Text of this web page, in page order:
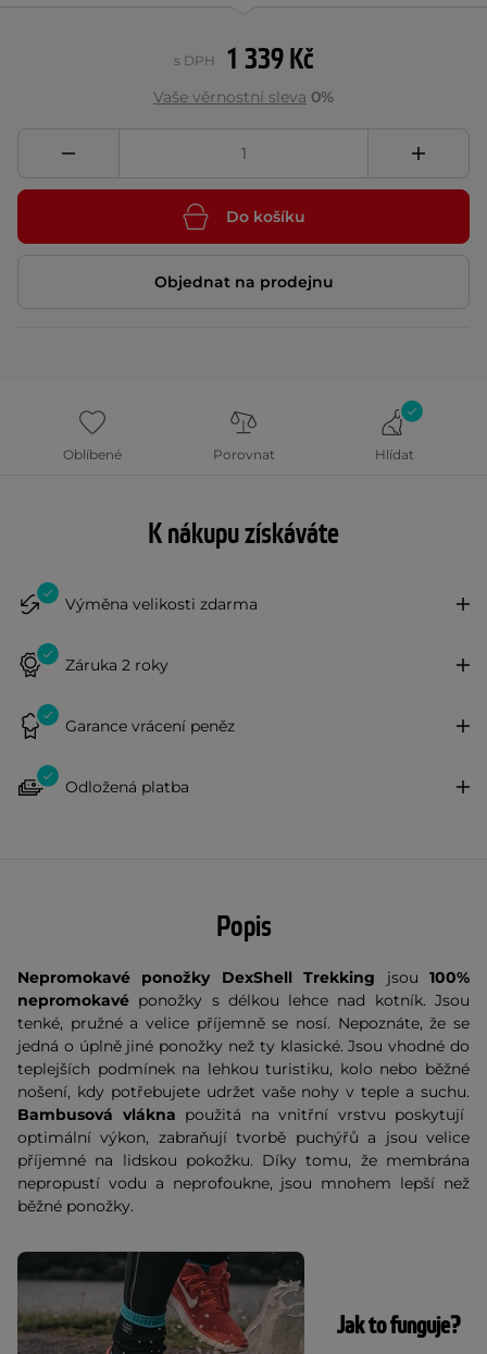
1 339 Kč
s DPH
Vaše věrnostní sleva 0%
Do košíku
Objednat na prodejnu
Oblíbené Porovnat Hlídat
K nákupu získáváte
Výměna velikosti zdarma
Záruka 2 roky
Garance vrácení peněz
Odložená platba
Popis
Nepromokavé ponožky DexShellTrekking jsou 100%
nepromokavé ponožky s délkou lehce nad kotník. Jsou
tenké, pružné a velice příjemně se nosí. Nepoznáte, že se
jedná o úplně jiné ponožky než ty klasické. Jsou vhodné do
teplejších podmínek na lehkou turistiku, kolo nebo běžné
nošení, kdy potřebujete udržet vaše nohy v teple a suchu.
Bambusová vlákna použitá na vnitřní vrstvu poskytují
optimální výkon, zabraňují tvorbě puchýřů a jsou velice
příjemné na lidskou pokožku. Díky tomu, že membrána
nepropustí vodu a neprofoukne, jsou mnohem lepší než
běžné ponožky.
Jak to funguje?